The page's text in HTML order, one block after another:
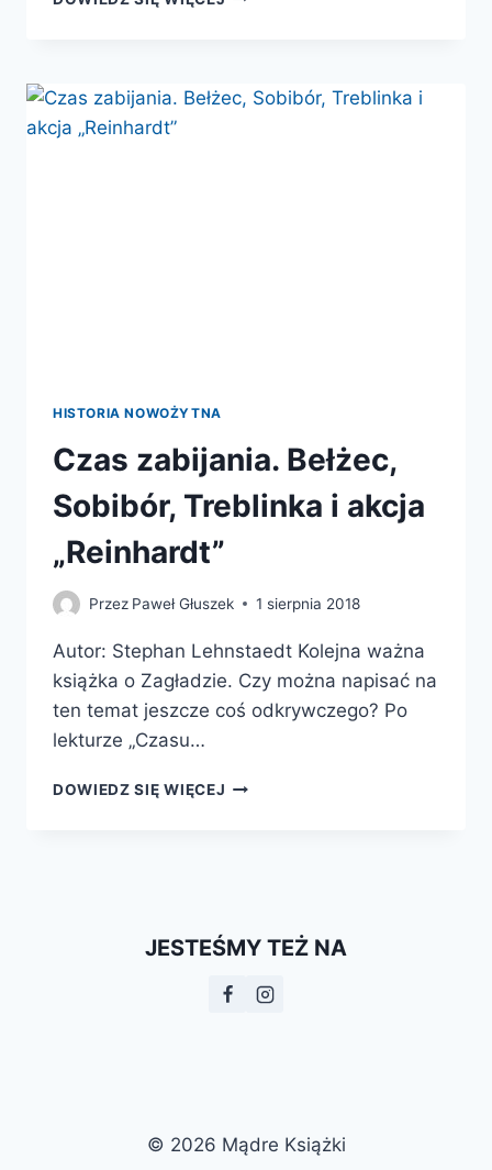
AUSCHWITZ
HISTORIA NOWOŻYTNA
Czas zabijania. Bełżec,
Sobibór, Treblinka i akcja
„Reinhardt”
Przez Paweł Głuszek 1 sierpnia 2018
Autor: Stephan Lehnstaedt Kolejna ważna
książka o Zagładzie. Czy można napisać na
ten temat jeszcze coś odkrywczego? Po
lekturze „Czasu…
DOWIEDZ SIĘ WIĘCEJ CZAS
„REINHARDT”
JESTEŚMY TEŻ NA
© 2026 Mądre Książki